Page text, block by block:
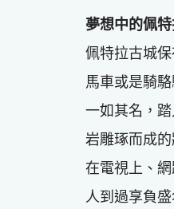
夢想中的佩
佩特拉古城
馬車或是騎
一如其名，
岩雕琢而成
在電視上、
人到過享負